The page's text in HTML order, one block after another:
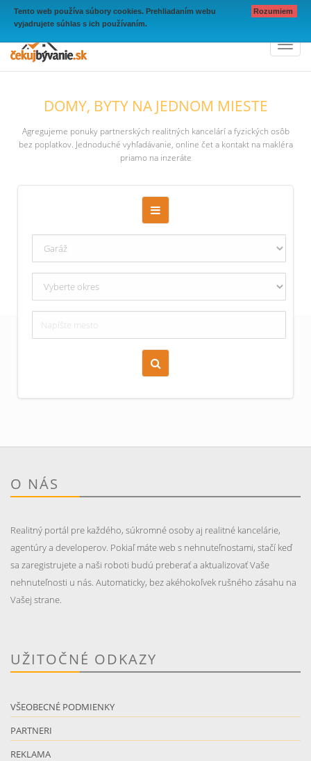
Tento web používa súbory cookies. Prehliadaním webu
vyjadrujete súhlas s ich používaním.
Rozumiem
DOMY, BYTY NA JEDNOM MIESTE
Agregujeme ponuky partnerských realitných kancelárí a fyzických osôb
bez poplatkov. Jednoduché vyhľadávanie, online čet a kontakt na makléra
priamo na inzeráte
Zoraď podľa času pridania
O NÁS
Realitný portál pre každého, súkromné osoby aj realitné kancelárie,
agentúry a developerov. Pokiaľ máte web s nehnuteľnostami, stačí keď
sa zaregistrujete a naši roboti budú preberať a aktualizovať Vaše
nehnuteľnosti u nás. Automaticky, bez akéhokoľvek rušného zásahu na
Vašej strane.
UŽITOČNÉ ODKAZY
VŠEOBECNÉ PODMIENKY
PARTNERI
REKLAMA